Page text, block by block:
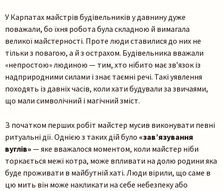
У Карпатах майстрів будівельників у давнину дуже
поважали, бо їхня робота була складною й вимагала
великої майстерності. Проте люди ставилися до них не
тільки з повагою, а й з острахом. Будівельника вважали
«непростою» людиною — тим, хто нібито має зв’язок із
надприродними силами і знає таємні речі. Такі уявлення
походять із давніх часів, коли хати будували за звичаями,
що мали символічний і магічний зміст.
З початком перших робіт майстер мусив виконувати певні
ритуальні дії. Однією з таких дій було «зав’язування
вуглів» — яке вважалося моментом, коли майстер ніби
торкається межі котра, може впливати на долю родини яка
буде проживати в майбутній хаті. Люди вірили, що саме в
цю мить він може накликати на себе небезпеку або